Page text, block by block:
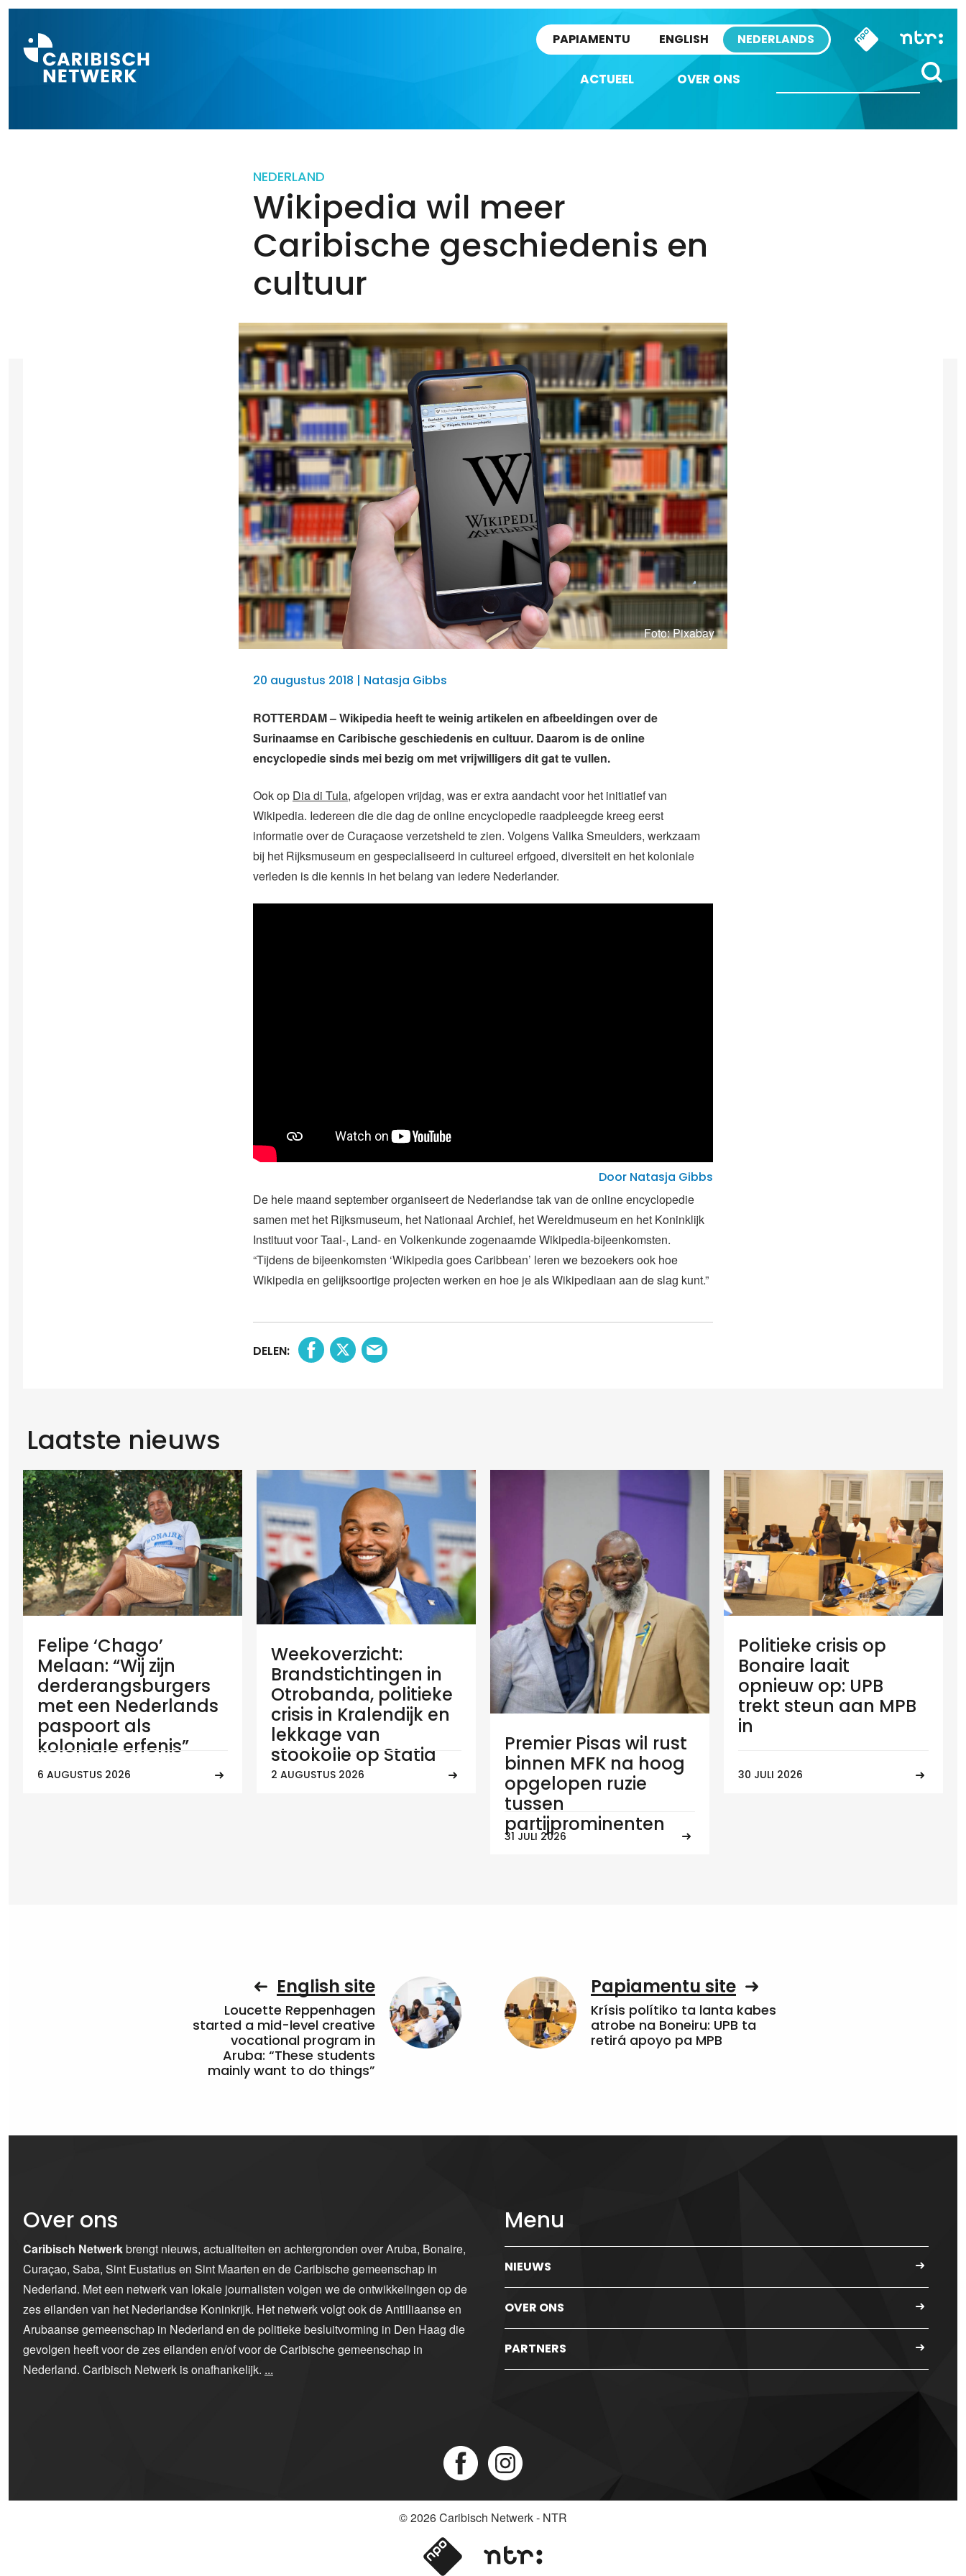
PAPIAMENTU ENGLISH NEDERLANDS
ACTUEEL OVER ONS
NEDERLAND
Wikipedia wil meer
Caribische geschiedenis en
cultuur
Foto: Pixabay
20 augustus 2018 | Natasja Gibbs
ROTTERDAM – Wikipedia heeft te weinig artikelen en afbeeldingen over de
Surinaamse en Caribische geschiedenis en cultuur. Daarom is de online
encyclopedie sinds mei bezig om met vrijwilligers dit gat te vullen.
Ook op Dia di Tula, afgelopen vrijdag, was er extra aandacht voor het initiatief van
Wikipedia. Iedereen die die dag de online encyclopedie raadpleegde kreeg eerst
informatie over de Curaçaose verzetsheld te zien. Volgens Valika Smeulders, werkzaam
bij het Rijksmuseum en gespecialiseerd in cultureel erfgoed, diversiteit en het koloniale
verleden is die kennis in het belang van iedere Nederlander.
Door Natasja Gibbs
De hele maand september organiseert de Nederlandse tak van de online encyclopedie
samen met het Rijksmuseum, het Nationaal Archief, het Wereldmuseum en het Koninklijk
Instituut voor Taal-, Land- en Volkenkunde zogenaamde Wikipedia-bijeenkomsten.
“Tijdens de bijeenkomsten ‘Wikipedia goes Caribbean’ leren we bezoekers ook hoe
Wikipedia en gelijksoortige projecten werken en hoe je als Wikipediaan aan de slag kunt.”
DELEN:
Laatste nieuws
Felipe ‘Chago’
Melaan: “Wij zijn
derderangsburgers
met een Nederlands
paspoort als
koloniale erfenis”
6 AUGUSTUS 2026
Weekoverzicht:
Brandstichtingen in
Otrobanda, politieke
crisis in Kralendijk en
lekkage van
stookolie op Statia
2 AUGUSTUS 2026
Premier Pisas wil rust
binnen MFK na hoog
opgelopen ruzie
tussen
partijprominenten
31 JULI 2026
Politieke crisis op
Bonaire laait
opnieuw op: UPB
trekt steun aan MPB
in
30 JULI 2026
English site
Loucette Reppenhagen
started a mid-level creative
vocational program in
Aruba: “These students
mainly want to do things”
Papiamentu site
Krísis polítiko ta lanta kabes
atrobe na Boneiru: UPB ta
retirá apoyo pa MPB
Over ons
Caribisch Netwerkbrengt nieuws, actualiteiten en achtergronden over Aruba, Bonaire,
Curaçao, Saba, Sint Eustatius en Sint Maarten en de Caribische gemeenschap in
Nederland. Met een netwerk van lokale journalisten volgen we de ontwikkelingen op de
zes eilanden van het Nederlandse Koninkrijk. Het netwerk volgt ook de Antilliaanse en
Arubaanse gemeenschap in Nederland en de politieke besluitvorming in Den Haag die
gevolgen heeft voor de zes eilanden en/of voor de Caribische gemeenschap in
Nederland. Caribisch Netwerk is onafhankelijk. ...
Menu
NIEUWS
OVER ONS
PARTNERS
© 2026Caribisch Netwerk - NTR